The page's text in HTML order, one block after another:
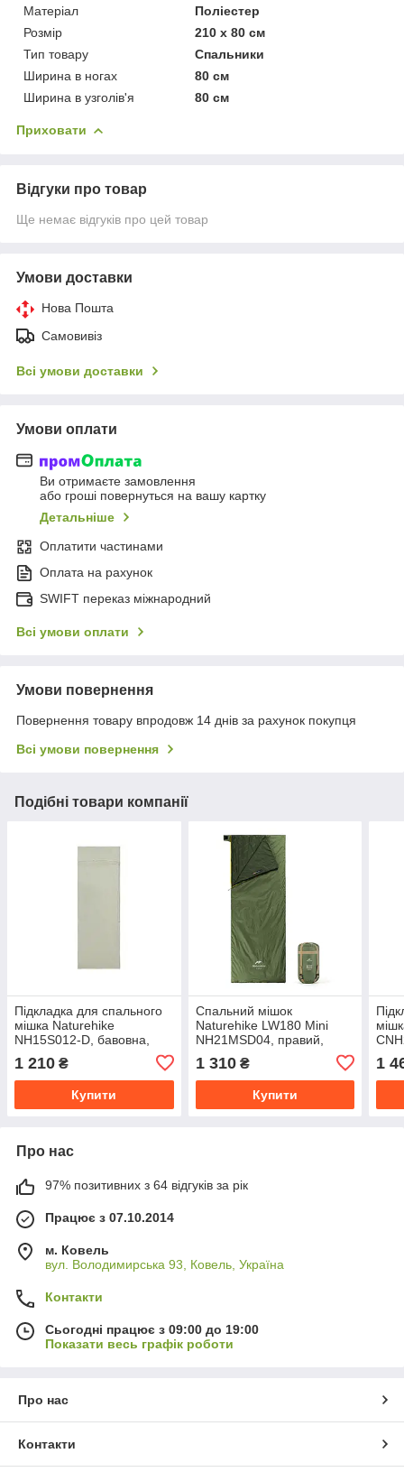
Матеріал
Поліестер
Розмір
210 x 80 см
Тип товару
Спальники
Ширина в ногах
80 см
Ширина в узголів'я
80 см
Приховати
Відгуки про товар
Ще немає відгуків про цей товар
Умови доставки
Нова Пошта
Самовивіз
Всі умови доставки
Умови оплати
Ви отримаєте замовлення
або гроші повернуться на вашу картку
Детальніше
Оплатити частинами
Оплата на рахунок
SWIFT переказ міжнародний
Всі умови оплати
Умови повернення
Повернення товару впродовж 14 днів за рахунок покупця
Всі умови повернення
Подібні товари компанії
Підкладка для спального
мішка Naturehike
NH15S012-D, бавовна,
1 210 ₴
Купити
Спальний мішок
Naturehike LW180 Mini
NH21MSD04, правий,
1 310₴
Купити
1
Про нас
97% позитивних з 64 відгуків за рік
Працює з 07.10.2014
м. Ковель
вул. Володимирська 93, Ковель, Україна
Контакти
Сьогодні працює з 09:00 до 19:00
Показати весь графік роботи
Про нас
Контакти